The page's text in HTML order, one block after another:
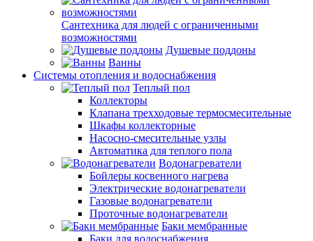
Сантехника для людей с ограниченными
возможностями
Душевые поддоны
Ванны
Системы отопления и водоснабжения
Теплый пол
Коллекторы
Клапана трехходовые термосмесительные
Шкафы коллекторные
Насосно-смесительные узлы
Автоматика для теплого пола
Водонагреватели
Бойлеры косвенного нагрева
Электрические водонагреватели
Газовые водонагреватели
Проточные водонагреватели
Баки мембранные
Баки для водоснабжения